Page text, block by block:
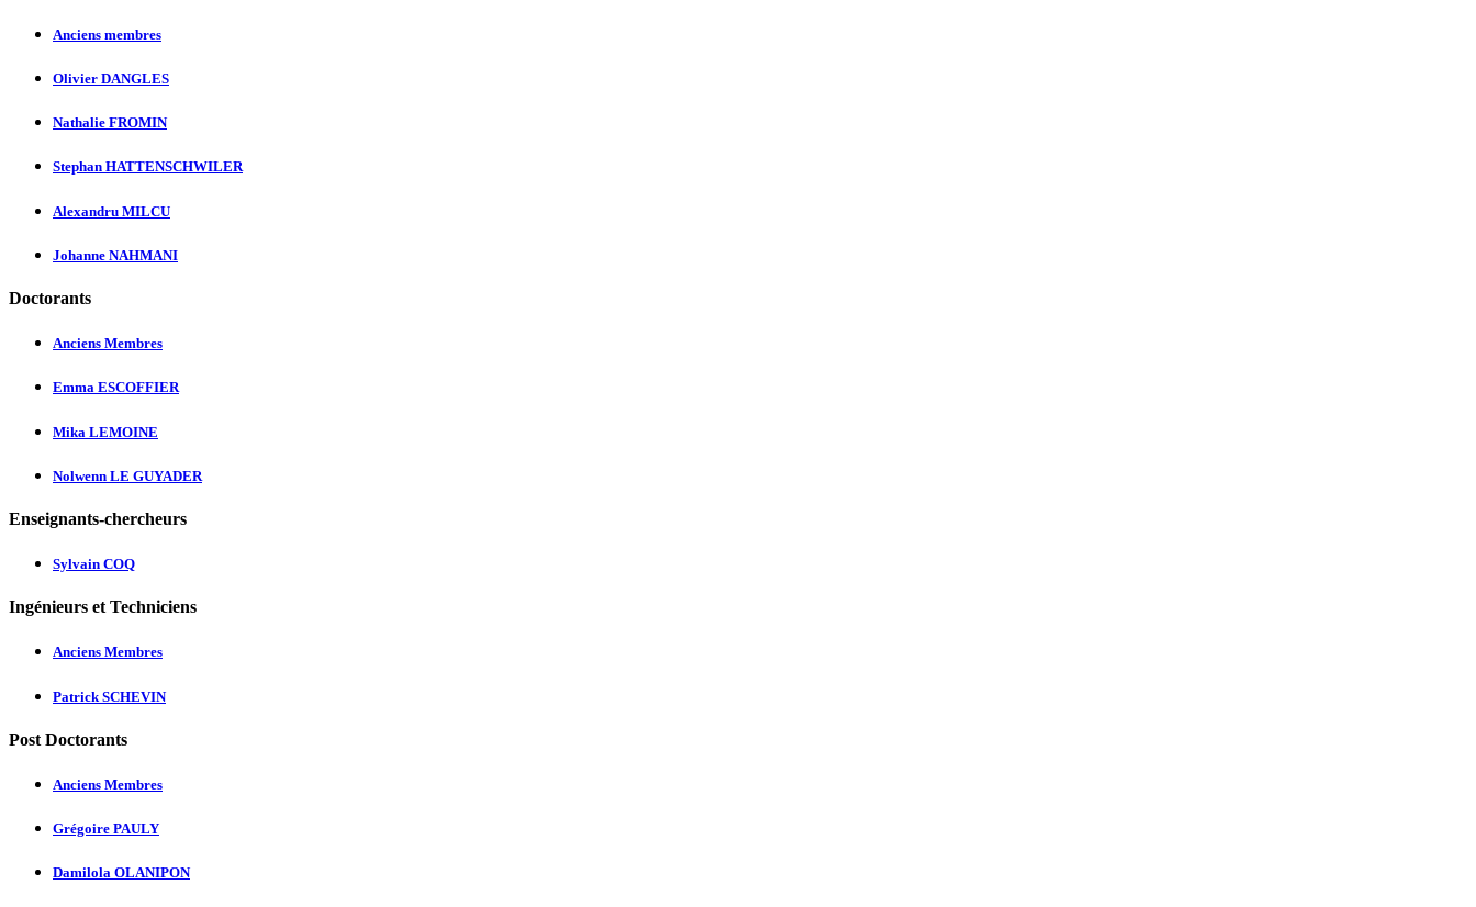
Anciens membres
Olivier DANGLES
Nathalie FROMIN
Stephan HATTENSCHWILER
Alexandru MILCU
Johanne NAHMANI
Doctorants
Anciens Membres
Emma ESCOFFIER
Mika LEMOINE
Nolwenn LE GUYADER
Enseignants-chercheurs
Sylvain COQ
Ingénieurs et Techniciens
Anciens Membres
Patrick SCHEVIN
Post Doctorants
Anciens Membres
Grégoire PAULY
Damilola OLANIPON